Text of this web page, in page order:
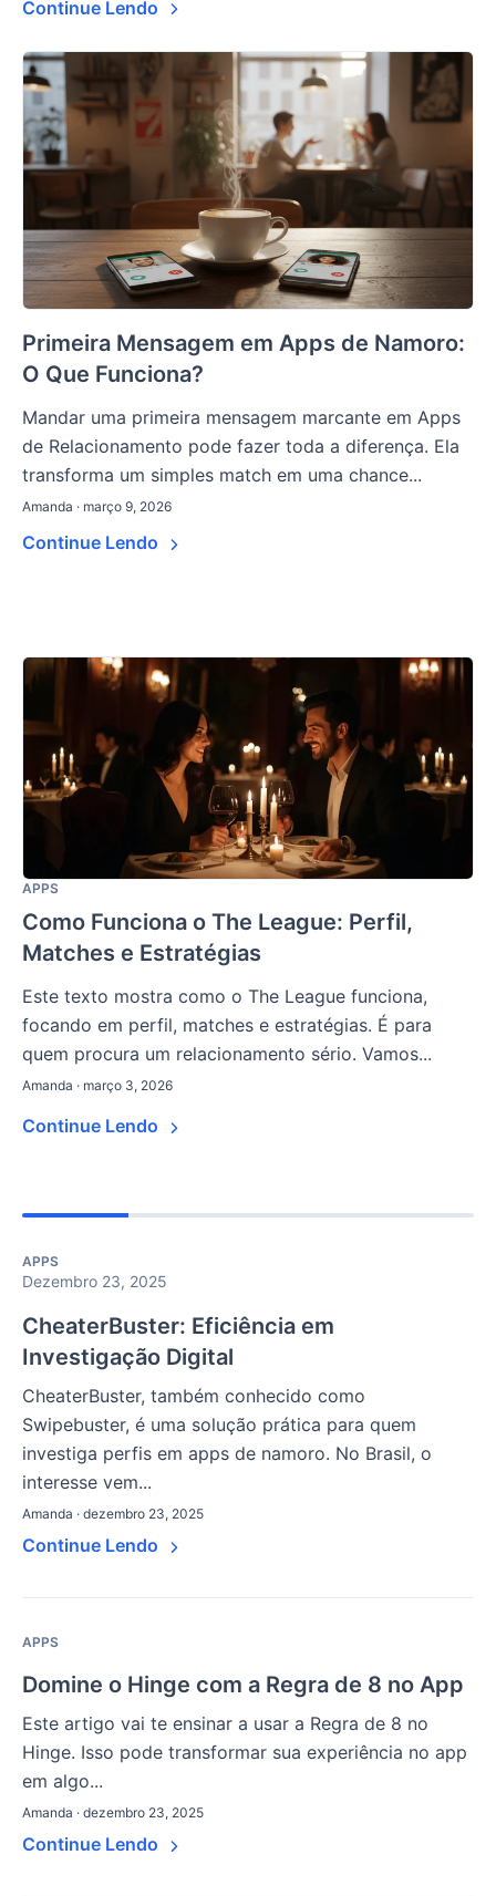
Continue Lendo
Primeira Mensagem em Apps de Namoro:
O Que Funciona?
Mandar uma primeira mensagem marcante em Apps
de Relacionamento pode fazer toda a diferença. Ela
transforma um simples match em uma chance...
Amanda · março 9, 2026
Continue Lendo
APPS
Como Funciona o The League: Perfil,
Matches e Estratégias
Este texto mostra como o The League funciona,
focando em perfil, matches e estratégias. É para
quem procura um relacionamento sério. Vamos...
Amanda · março 3, 2026
Continue Lendo
APPS
Dezembro 23, 2025
CheaterBuster: Eficiência em
Investigação Digital
CheaterBuster, também conhecido como
Swipebuster, é uma solução prática para quem
investiga perfis em apps de namoro. No Brasil, o
interesse vem...
Amanda · dezembro 23, 2025
Continue Lendo
APPS
Domine o Hinge com a Regra de 8 no App
Este artigo vai te ensinar a usar a Regra de 8 no
Hinge. Isso pode transformar sua experiência no app
em algo...
Amanda · dezembro 23, 2025
Continue Lendo